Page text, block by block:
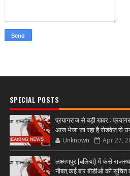
SPECIAL POSTS
प्रयागराज से बड़ी खबर :
आज भेजा जा रहा है रोडवेज से
Unknown Apr 27,
लक्ष्मणपुर (बलिया) में फंसे
नौबत,कई बार बीडीओ को सूचित